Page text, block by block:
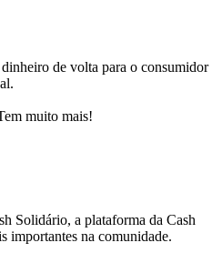
de volta para o consumidor
muito mais!
Solidário, a plataforma da Cash
importantes na comunidade.